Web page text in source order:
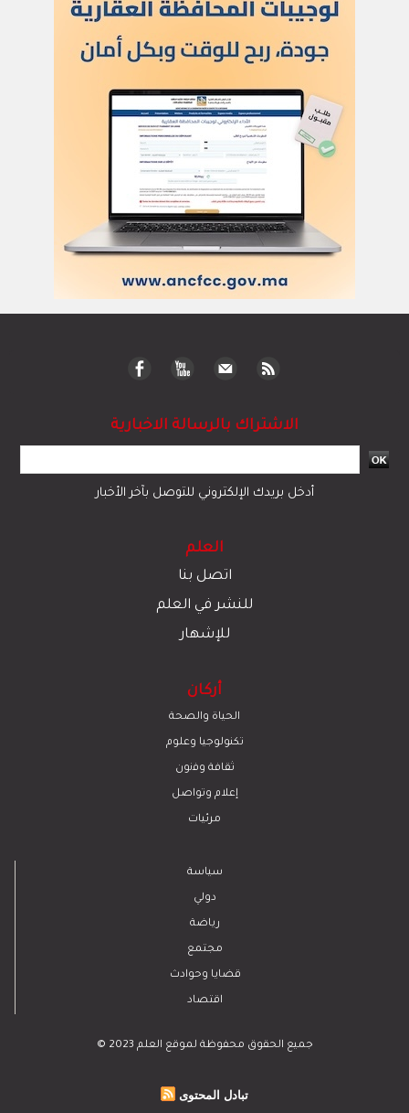
الاشتراك بالرسالة الاخبارية
أدخل بريدك الإلكتروني للتوصل بآخر الأخبار
العلم
اتصل بنا
للنشر في العلم
للإشهار
أركان
الحياة والصحة
تكنولوجيا وعلوم
ﺛﻘﺎﻓﺔ وﻓﻧون
إعلام وتواصل
مرئيات
سياسة
دولي
رياضة
مجتمع
قضايا وحوادث
اقتصاد
© 2023 جميع الحقوق محفوظة لموقع العلم
تبادل المحتوى